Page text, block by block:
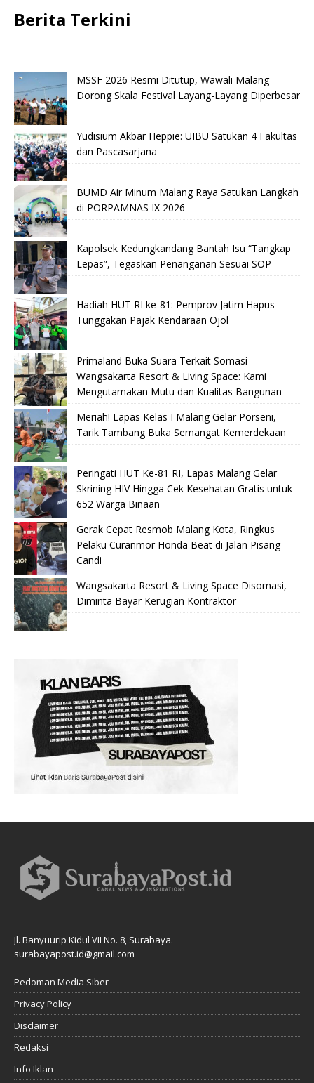
Berita Terkini
MSSF 2026 Resmi Ditutup, Wawali Malang
Dorong Skala Festival Layang-Layang Diperbesar
Yudisium Akbar Heppie: UIBU Satukan 4 Fakultas
dan Pascasarjana
BUMD Air Minum Malang Raya Satukan Langkah
di PORPAMNAS IX 2026
Kapolsek Kedungkandang Bantah Isu “Tangkap
Lepas”, Tegaskan Penanganan Sesuai SOP
Hadiah HUT RI ke-81: Pemprov Jatim Hapus
Tunggakan Pajak Kendaraan Ojol
Primaland Buka Suara Terkait Somasi
Wangsakarta Resort & Living Space: Kami
Mengutamakan Mutu dan Kualitas Bangunan
Meriah! Lapas Kelas I Malang Gelar Porseni,
Tarik Tambang Buka Semangat Kemerdekaan
Peringati HUT Ke-81 RI, Lapas Malang Gelar
Skrining HIV Hingga Cek Kesehatan Gratis untuk
652 Warga Binaan
Gerak Cepat Resmob Malang Kota, Ringkus
Pelaku Curanmor Honda Beat di Jalan Pisang
Candi
Wangsakarta Resort & Living Space Disomasi,
Diminta Bayar Kerugian Kontraktor
Jl. Banyuurip Kidul VII No. 8, Surabaya.
surabayapost.id@gmail.com
Pedoman Media Siber
Privacy Policy
Disclaimer
Redaksi
Info Iklan